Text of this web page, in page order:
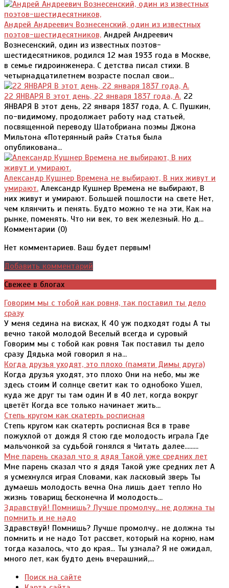
Андрей Андреевич Вознесенский, один из известных
поэтов-шестидесятников, Андрей Андреевич
Вознесенский, один из известных поэтов-
шестидесятников, родился 12 мая 1933 года в Москве,
в семье гидроинженера. С детства писал стихи. В
четырнадцатилетнем возрасте послал свои...
22 ЯНВАРЯ В этот день, 22 января 1837 года, А. 22
ЯНВАРЯ В этот день, 22 января 1837 года, А. С. Пушкин,
по-видимому, продолжает работу над статьей,
посвященной переводу Шатобриана поэмы Джона
Мильтона «Потерянный рай» Статья была
опубликована...
Александр Кушнер Времена не выбирают, В них живут и
умирают. Александр Кушнер Времена не выбирают, В
них живут и умирают. Большей пошлости на свете Нет,
чем клянчить и пенять. Будто можно те на эти, Как на
рынке, поменять. Что ни век, то век железный. Но д...
Комментарии (0)
Нет комментариев. Ваш будет первым!
Добавить комментарий
Свежее в блогах
Говорим мы с тобой как ровня, так поставил ты дело
сразу
У меня седина на висках, К 40 уж подходят годы А ты
вечно такой молодой Веселый всегда и суровый
Говорим мы с тобой как ровня Так поставил ты дело
сразу Дядька мой говорил я на...
Когда друзья уходят, это плохо (памяти Димы друга)
Когда друзья уходят, это плохо Они на небо, мы же
здесь стоим И солнце светит как то однобоко Ушел,
куда же друг ты там один И в 40 лет, когда вокруг
цветёт Когда все только начинает жить...
Степь кругом как скатерть росписная
Степь кругом как скатерть росписная Вся в траве
пожухлой от дождя Я стою где молодость играла Где
мальчонкой за судьбой гонялся я Читать далее.........
Мне парень сказал что я дядя Такой уже средних лет
Мне парень сказал что я дядя Такой уже средних лет А
я усмехнулся играя Словами, как ласковый зверь Ты
думаешь молодость вечна Она лишь дает тепло Но
жизнь товарищ бесконечна И молодость...
Здравствуй! Помнишь? Лучше промолчу.. не должна ты
помнить и не надо
Здравствуй! Помнишь? Лучше промолчу.. не должна ты
помнить и не надо Тот рассвет, который на корню, нам
тогда казалось, что до края... Ты узнала? Я не ожидал,
много лет, как будто день вчерашний,...
Поиск на сайте